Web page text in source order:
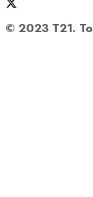
© 2023 T21.